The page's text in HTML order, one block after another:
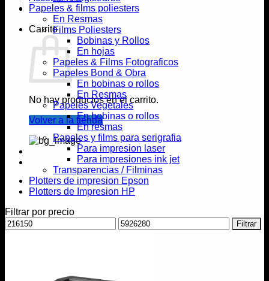
Carrito
No hay productos en el carrito.
Volver a la tienda
Papeles & films poliesters
En Resmas
Films Poliesters
Bobinas y Rollos
En hojas
Papeles & Films Fotograficos
Papeles Bond & Obra
En bobinas o rollos
En Resmas
Papeles Vegetales
En bobinas o rollos
En resmas
Papeles y films para serigrafia
Para impresion laser
Para impresiones ink jet
Transparencias / Filminas
Plotters de impresion Epson
Plotters de Impresion HP
Filtrar por precio
Precio
mínimo
Precio
máximo
Filtrar